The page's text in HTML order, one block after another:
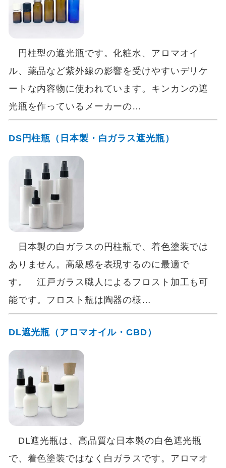
円柱型の遮光瓶です。化粧水、アロマオイ
ル、薬品など紫外線の影響を受けやすいデリケ
ートな内容物に使われています。キンカンの遮
光瓶を作っているメーカーの…
DS円柱瓶（日本製・白ガラス遮光瓶）
日本製の白ガラスの円柱瓶で、着色塗装では
ありません。高級感を表現するのに最適で
す。 江戸ガラス職人によるフロスト加工も可
能です。フロスト瓶は陶器の様…
DL遮光瓶（アロマオイル・CBD）
DL遮光瓶は、高品質な日本製の白色遮光瓶
で、着色塗装ではなく白ガラスです。アロマオ